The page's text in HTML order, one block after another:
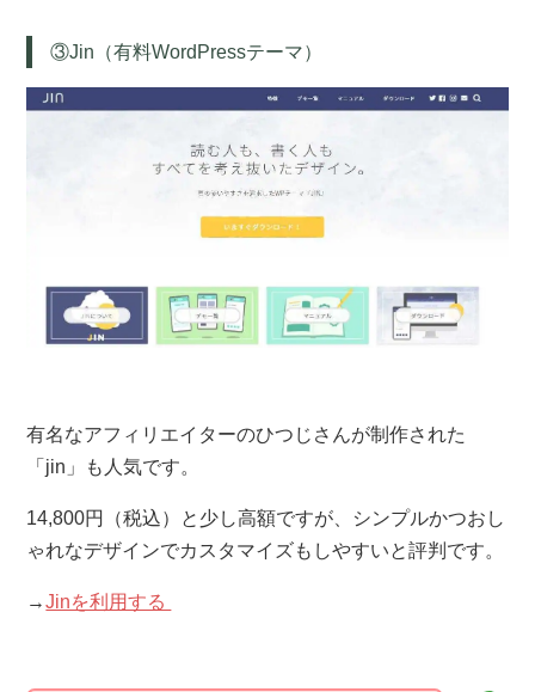
③Jin（有料WordPressテーマ）
有名なアフィリエイターのひつじさんが制作された
「jin」も人気です。
14,800円（税込）と少し高額ですが、シンプルかつおし
ゃれなデザインでカスタマイズもしやすいと評判です。
→Jinを利用する